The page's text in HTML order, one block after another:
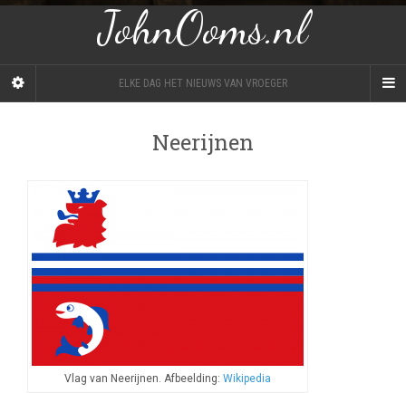
JohnOoms.nl
ELKE DAG HET NIEUWS VAN VROEGER
Neerijnen
Vlag van Neerijnen. Afbeelding: Wikipedia